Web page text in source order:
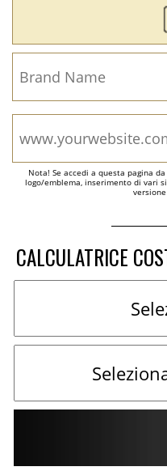
Nota! Se accedi a questa pagina
logo/emblema, inserimento di vari
CALCULATRICE